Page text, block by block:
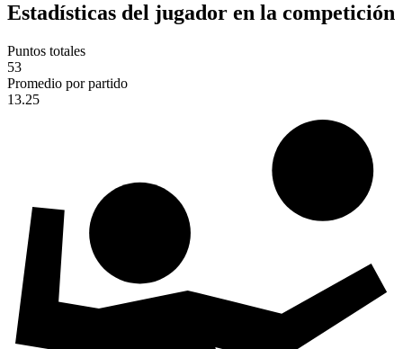
Estadísticas del jugador en la competición
Puntos totales
53
Promedio por partido
13.25